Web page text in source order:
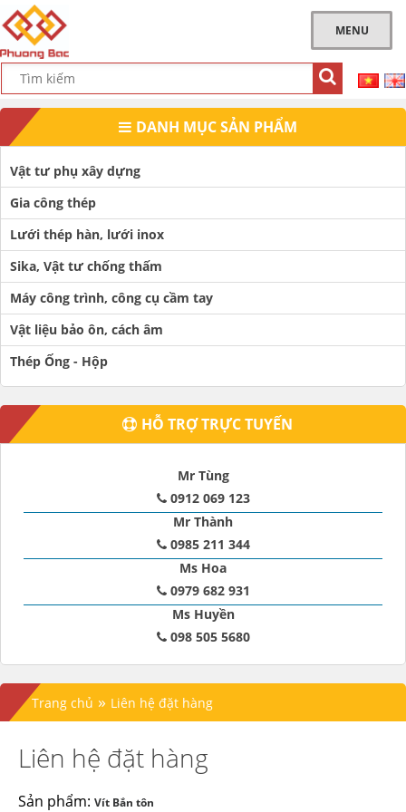
MENU
DANH MỤC SẢN PHẨM
Vật tư phụ xây dựng
Gia công thép
Lưới thép hàn, lưới inox
Sika, Vật tư chống thấm
Máy công trình, công cụ cầm tay
Vật liệu bảo ôn, cách âm
Thép Ống - Hộp
HỖ TRỢ TRỰC TUYẾN
Mr Tùng
0912 069 123
Mr Thành
0985 211 344
Ms Hoa
0979 682 931
Ms Huyền
098 505 5680
Trang chủ » Liên hệ đặt hàng
Liên hệ đặt hàng
Sản phẩm: Vít Bắn tôn